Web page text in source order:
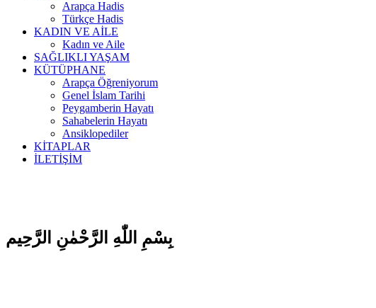
Arapça Hadis
Türkçe Hadis
KADIN VE AİLE
Kadın ve Aile
SAĞLIKLI YAŞAM
KÜTÜPHANE
Arapça Öğreniyorum
Genel İslam Tarihi
Peygamberin Hayatı
Sahabelerin Hayatı
Ansiklopediler
KİTAPLAR
İLETİŞİM
بِسْمِ اللّٰهِ الرَّحْمٰنِ الرَّحِيم